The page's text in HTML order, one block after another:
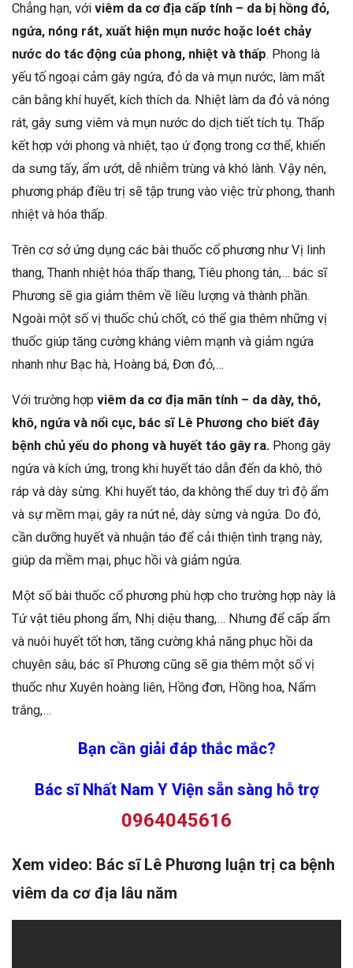
Chẳng hạn, với viêm da cơ địa cấp tính – da bị hồng đỏ,
ngứa, nóng rát, xuất hiện mụn nước hoặc loét chảy
nước do tác động của phong, nhiệt và thấp. Phong là
yếu tố ngoại cảm gây ngứa, đỏ da và mụn nước, làm mất
cân bằng khí huyết, kích thích da. Nhiệt làm da đỏ và nóng
rát, gây sưng viêm và mụn nước do dịch tiết tích tụ. Thấp
kết hợp với phong và nhiệt, tạo ứ đọng trong cơ thể, khiến
da sưng tấy, ẩm ướt, dễ nhiễm trùng và khó lành. Vậy nên,
phương pháp điều trị sẽ tập trung vào việc trừ phong, thanh
nhiệt và hóa thấp.
Trên cơ sở ứng dụng các bài thuốc cổ phương như Vị linh
thang, Thanh nhiệt hóa thấp thang, Tiêu phong tán,… bác sĩ
Phương sẽ gia giảm thêm về liều lượng và thành phần.
Ngoài một số vị thuốc chủ chốt, có thể gia thêm những vị
thuốc giúp tăng cường kháng viêm mạnh và giảm ngứa
nhanh như Bạc hà, Hoàng bá, Đơn đỏ,…
Với trường hợp viêm da cơ địa mãn tính – da dày, thô,
khô, ngứa và nổi cục, bác sĩ Lê Phương cho biết đây
bệnh chủ yếu do phong và huyết táo gây ra. Phong gây
ngứa và kích ứng, trong khi huyết táo dẫn đến da khô, thô
ráp và dày sừng. Khi huyết táo, da không thể duy trì độ ẩm
và sự mềm mại, gây ra nứt nẻ, dày sừng và ngứa. Do đó,
cần dưỡng huyết và nhuận táo để cải thiện tình trạng này,
giúp da mềm mại, phục hồi và giảm ngứa.
Một số bài thuốc cổ phương phù hợp cho trường hợp này là
Tứ vật tiêu phong ẩm, Nhị diệu thang,… Nhưng để cấp ẩm
và nuôi huyết tốt hơn, tăng cường khả năng phục hồi da
chuyên sâu, bác sĩ Phương cũng sẽ gia thêm một số vị
thuốc như Xuyên hoàng liên, Hồng đơn, Hồng hoa, Nấm
trắng,…
Bạn cần giải đáp thắc mắc?
Bác sĩ Nhất Nam Y Viện sẵn sàng hỗ trợ
0964045616
Xem video: Bác sĩ Lê Phương luận trị ca bệnh
viêm da cơ địa lâu năm